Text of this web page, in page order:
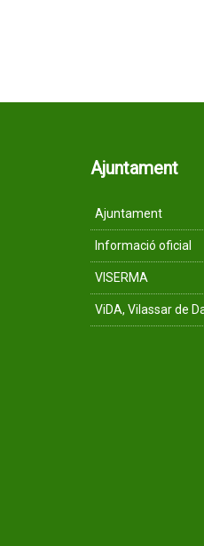
Ajuntament
Ajuntament
Informació oficial
VISERMA
ViDA, Vilassar de